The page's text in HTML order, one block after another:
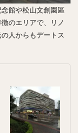
館や松山文創園區
のエリアで、リノ
人からもデートス